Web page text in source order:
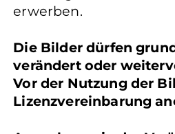
erwerben.
Die Bilder dürfen
verändert oder
Vor der Nutzung der
Lizenzvereinbarung